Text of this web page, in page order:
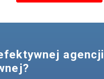
agencji